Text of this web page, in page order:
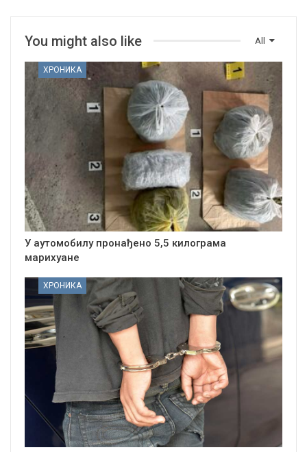
All
You might also like
ХРОНИКА
У аутомобилу пронађено 5,5 килограма
марихуане
ХРОНИКА